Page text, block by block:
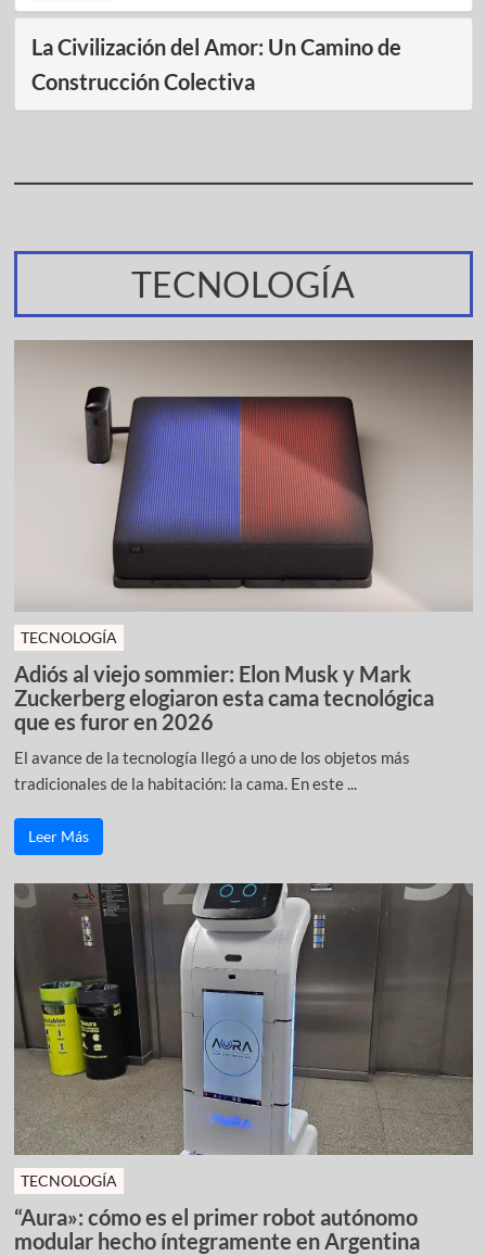
La Civilización del Amor: Un Camino de
Construcción Colectiva
TECNOLOGÍA
TECNOLOGÍA
Adiós al viejo sommier: Elon Musk y Mark
Zuckerberg elogiaron esta cama tecnológica
que es furor en 2026
El avance de la tecnología llegó a uno de los objetos más
tradicionales de la habitación: la cama. En este ...
Leer Más
TECNOLOGÍA
“Aura»: cómo es el primer robot autónomo
modular hecho íntegramente en Argentina